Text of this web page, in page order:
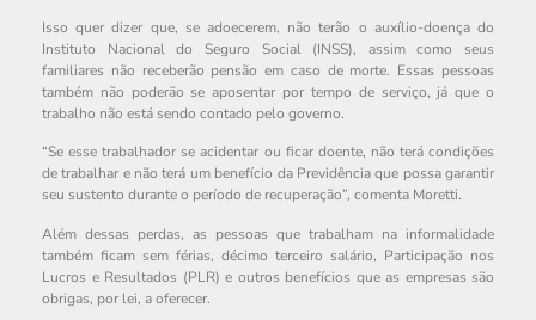
Isso quer dizer que, se adoecerem, não terão o auxílio-doença do
Instituto Nacional do Seguro Social (INSS), assim como seus
familiares não receberão pensão em caso de morte. Essas pessoas
também não poderão se aposentar por tempo de serviço, já que o
trabalho não está sendo contado pelo governo.
“Se esse trabalhador se acidentar ou ficar doente, não terá condições
de trabalhar e não terá um benefício da Previdência que possa garantir
seu sustento durante o período de recuperação”, comenta Moretti.
Além dessas perdas, as pessoas que trabalham na informalidade
também ficam sem férias, décimo terceiro salário, Participação nos
Lucros e Resultados (PLR) e outros benefícios que as empresas são
obrigas, por lei, a oferecer.